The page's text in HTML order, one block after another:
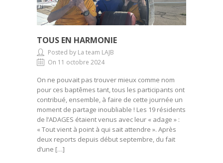
TOUS EN HARMONIE
Posted by La team LAJB
On 11 octobre 2024
On ne pouvait pas trouver mieux comme nom
pour ces baptêmes tant, tous les participants ont
contribué, ensemble, à faire de cette journée un
moment de partage inoubliable ! Les 19 résidents
de l’ADAGES étaient venus avec leur « adage » :
« Tout vient à point à qui sait attendre ». Après
deux reports depuis début septembre, du fait
d’une […]